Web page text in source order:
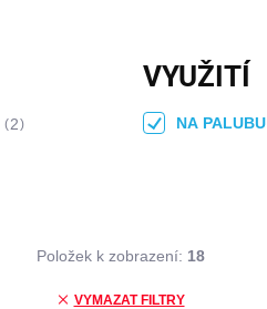
2
VYUŽITÍ
NA PALUBU
VYMAZAT FILTRY
Položek k zobrazení: 18